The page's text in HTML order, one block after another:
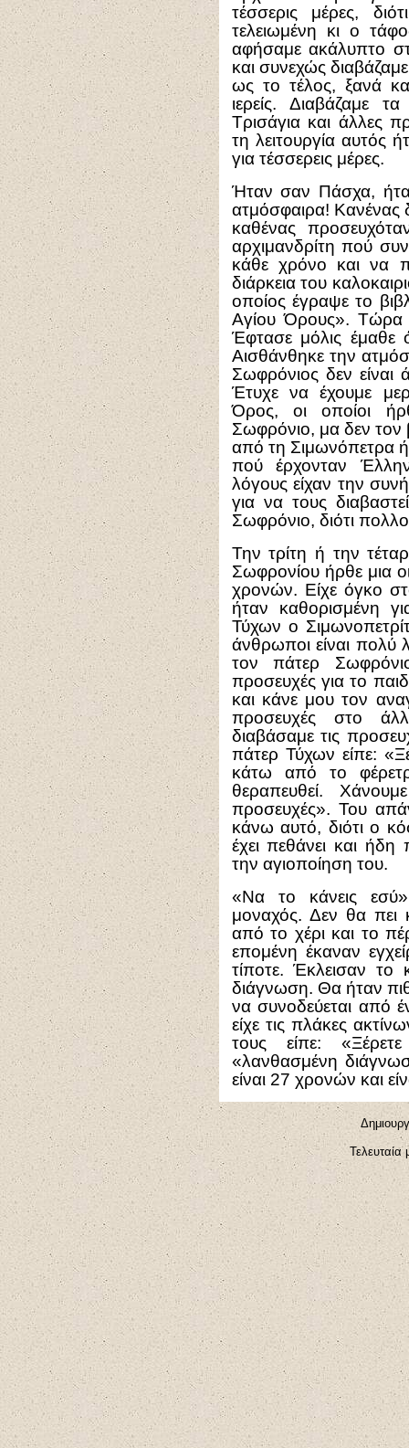
τέσσερις μέρες,
τελειωμένη κι ο
αφήσαμε ακάλυπτο
και συνεχώς
ως το τέλος, ξανά
ιερείς. Διαβάζαμε
Τρισάγια και άλλες
τη λειτουργία αυτός
για τέσσερεις μέρες.
Ήταν σαν Πάσχα,
ατμόσφαιρα! Κανένας
καθένας
αρχιμανδρίτη πού
κάθε χρόνο και να
διάρκεια του
οποίος έγραψε το
Αγίου Όρους». Τώρα
Έφτασε μόλις έμαθε
Αισθάνθηκε την
Σωφρόνιος δεν είναι
Έτυχε να έχουμε
Όρος, οι οποίοι
Σωφρόνιο, μα δεν
από τη Σιμωνόπετρα
πού έρχονταν
λόγους είχαν την
για να τους
Σωφρόνιο, διότι
Την τρίτη ή την
Σωφρονίου ήρθε μια
χρονών. Είχε όγκο
ήταν καθορισμένη
Τύχων ο
άνθρωποι είναι πολύ
τον πάτερ
προσευχές για το
και κάνε μου τον
προσευχές στο
διαβάσαμε τις
πάτερ Τύχων είπε:
κάτω από το
θεραπευθεί.
προσευχές». Του
κάνω αυτό, διότι ο
έχει πεθάνει και
την αγιοποίηση του.
«Να το κάνεις
μοναχός. Δεν θα πει
από το χέρι και το
επομένη έκαναν
τίποτε. Έκλεισαν το
διάγνωση. Θα ήταν
να συνοδεύεται από
είχε τις πλάκες
τους είπε:
«λανθασμένη
είναι 27 χρονών και